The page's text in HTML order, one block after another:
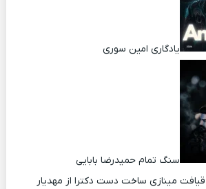
یادگاری امین سوری
سنگ تمام حمیدرضا بابایی
مینازی ساخت دست دکترا از مهدیار